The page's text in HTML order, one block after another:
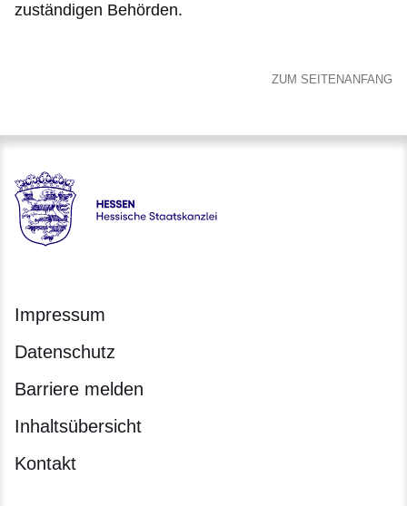
zuständigen Behörden.
ZUM SEITENANFANG
Hessen - Hessische Staatskanzlei
Impressum
Datenschutz
Barriere melden
Inhaltsübersicht
Kontakt